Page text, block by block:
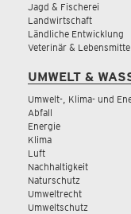
Jagd & Fischerei
Landwirtschaft
Ländliche Entwicklung
Veterinär &
UMWELT &
Umwelt-, Klima- und
Abfall
Energie
Klima
Luft
Nachhaltigkeit
Naturschutz
Umweltrecht
Umweltschutz